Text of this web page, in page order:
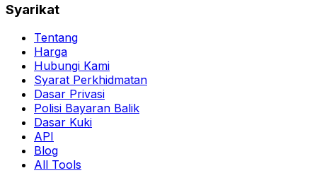
Syarikat
Tentang
Harga
Hubungi Kami
Syarat Perkhidmatan
Dasar Privasi
Polisi Bayaran Balik
Dasar Kuki
API
Blog
All Tools